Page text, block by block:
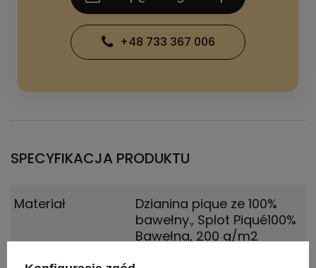
+48 733 367 006
SPECYFIKACJA PRODUKTU
Materiał
Dzianina pique ze 100%
bawełny., Splot Piqué100%
Bawełna, 200 g/m2